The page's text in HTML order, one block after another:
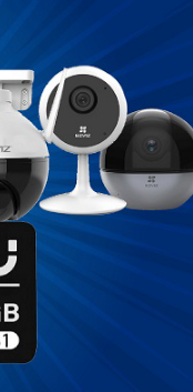
FANPAGE